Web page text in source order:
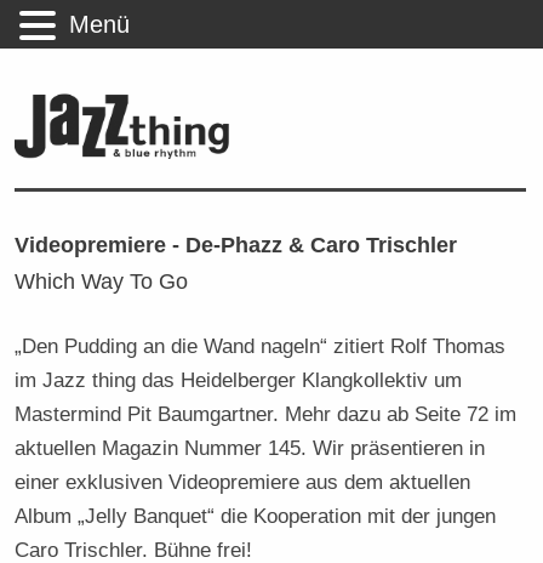
Videopremiere - De-Phazz & Caro Trischler
Which Way To Go
„Den Pudding an die Wand nageln“ zitiert Rolf Thomas
im Jazz thing das Heidelberger Klangkollektiv um
Mastermind Pit Baumgartner. Mehr dazu ab Seite 72 im
aktuellen Magazin Nummer 145. Wir präsentieren in
einer exklusiven Videopremiere aus dem aktuellen
Album „Jelly Banquet“ die Kooperation mit der jungen
Caro Trischler. Bühne frei!
Menü